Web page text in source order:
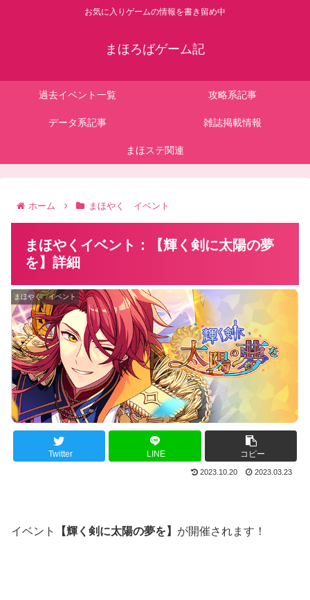
お気に入りゲームの情報を書き留め中
まほろばゲーム記
過去イベント一覧 攻略系記事
データ系記事 雑誌掲載情報
まほステ関連
ホーム まほやく イベント
まほやくイベント：【輝く剣に太陽の夢
を】詳細
まほやく イベント
Twitter LINE コピー
2023.10.20 2023.03.23
イベント 【輝く剣に太陽の夢を】 が開催されます！